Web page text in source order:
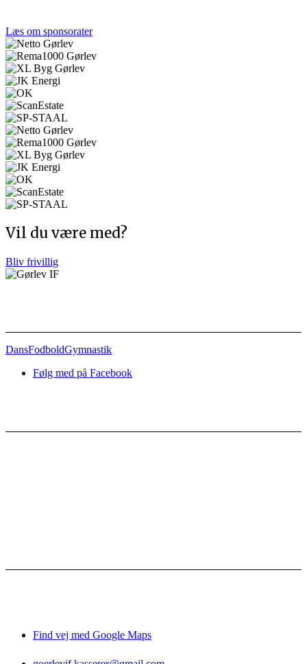
Læs om sponsorater
Vil du være med?
Bliv frivillig
DansFodboldGymnastik
Følg med på Facebook
Find vej med Google Maps